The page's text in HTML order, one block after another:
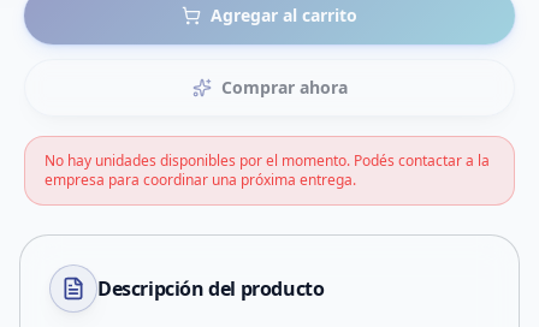
Agregar al carrito
Comprar ahora
No hay unidades disponibles por el momento. Podés contactar a la
empresa para coordinar una próxima entrega.
Descripción del producto